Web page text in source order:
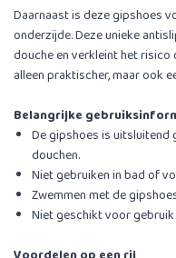
Daarnaast is deze gipshoes
onderzijde. Deze unieke
douche en verkleint het
alleen praktischer, maar ook
Belangrijke
De gipshoes is
douchen.
Niet gebruiken in bad of
Zwemmen met de
Niet geschikt voor